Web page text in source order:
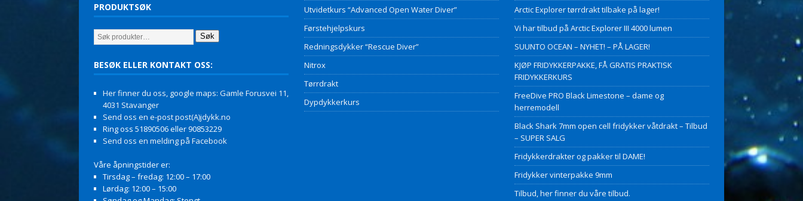
PRODUKTSØK
Søk
BESØK ELLER KONTAKT OSS:
Her finner du oss, google maps: Gamle Forusvei 11,
4031 Stavanger
Send oss en e-post post(A)jdykk.no
Ring oss 51890506 eller 90853229
Send oss en melding på Facebook
Våre åpningstider er:
Tirsdag – fredag: 12:00 – 17:00
Lørdag: 12:00 – 15:00
Utvidetkurs “Advanced Open Water Diver”
Førstehjelpskurs
Redningsdykker “Rescue Diver”
Nitrox
Tørrdrakt
Dypdykkerkurs
Arctic Explorer tørrdrakt tilbake på lager!
Vi har tilbud på Arctic Explorer III 4000 lumen
SUUNTO OCEAN – NYHET! – PÅ LAGER!
KJØP FRIDYKKERPAKKE, FÅ GRATIS PRAKTISK
FRIDYKKERKURS
FreeDive PRO Black Limestone – dame og
herremodell
Black Shark 7mm open cell fridykker våtdrakt – Tilbud
– SUPER SALG
Fridykkerdrakter og pakker til DAME!
Fridykker vinterpakke 9mm
Tilbud, her finner du våre tilbud.